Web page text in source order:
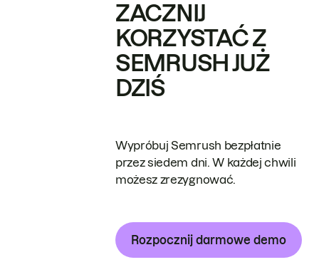
ZACZNIJ
KORZYSTAĆ Z
SEMRUSH JUŻ
DZIŚ
Wypróbuj Semrush bezpłatnie
przez siedem dni. W każdej chwili
możesz zrezygnować.
Rozpocznij darmowe demo